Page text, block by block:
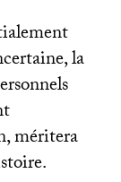
la
méritera